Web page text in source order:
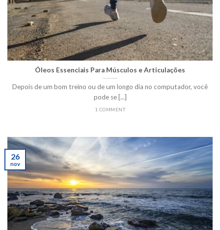
Óleos Essenciais Para Músculos e Articulações
Depois de um bom treino ou de um longo dia no computador, você
pode se [...]
1 COMMENT
26
nov